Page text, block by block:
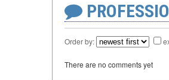
Order by:
There are no comments yet